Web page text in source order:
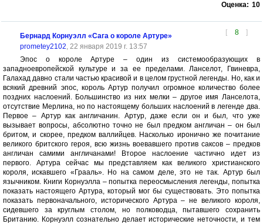
Оценка: 10
[ 8 ]
Бернард Корнуэлл «Сага о короле Артуре»
prometey2102, 22 января 2019 г. 13:57
Эпос о короле Артуре – один из системообразующих в
западноевропейской культуре и за ее пределами. Ланселот, Гвиневра,
Галахад давно стали частью красивой и в целом грустной легенды. Но, как и
всякий древний эпос, король Артур получил огромное количество более
поздних наслоений. Большинство из них мелки – другое имя Ланселота,
отсутствие Мерлина, но по настоящему больших наслоений в легенде два.
Первое – Артур как англичанин. Артур, даже если он и был, что уже
вызывает вопросы, абсолютно точно не был предком англичан – он был
бритом, и скорее, предком валлийцев. Насколько иронично же почитание
великого бритского героя, всю жизнь воевавшего против саксов – предков
англичан самими англичанами! Второе наслоение частично идет из
первого. Артура сейчас мы представляем как великого христианского
короля, искавшего «Грааль». Но на самом деле, это не так. Артур был
язычником. Книги Корнуэлла – попытка переосмысления легенды, попытка
показать настоящего Артура, который мог бы существовать. Это попытка
показать первоначального, исторического Артура – не великого короля,
сидевшего за круглым столом, но полководца, пытавшего сохранить
Британию. Корнуэлл сознательно делает исторические неточности, и тем